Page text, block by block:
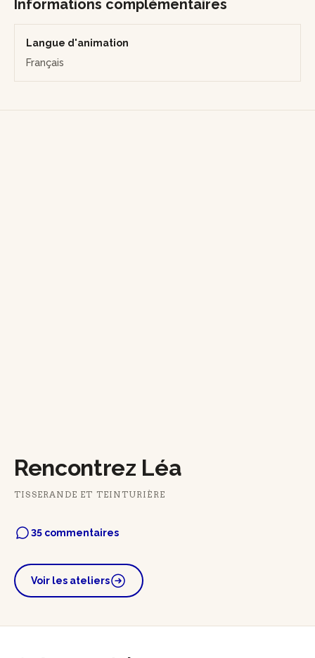
Informations complémentaires
Langue d'animation
Français
Rencontrez Léa
TISSERANDE ET TEINTURIÈRE
35 commentaires
Voir les ateliers